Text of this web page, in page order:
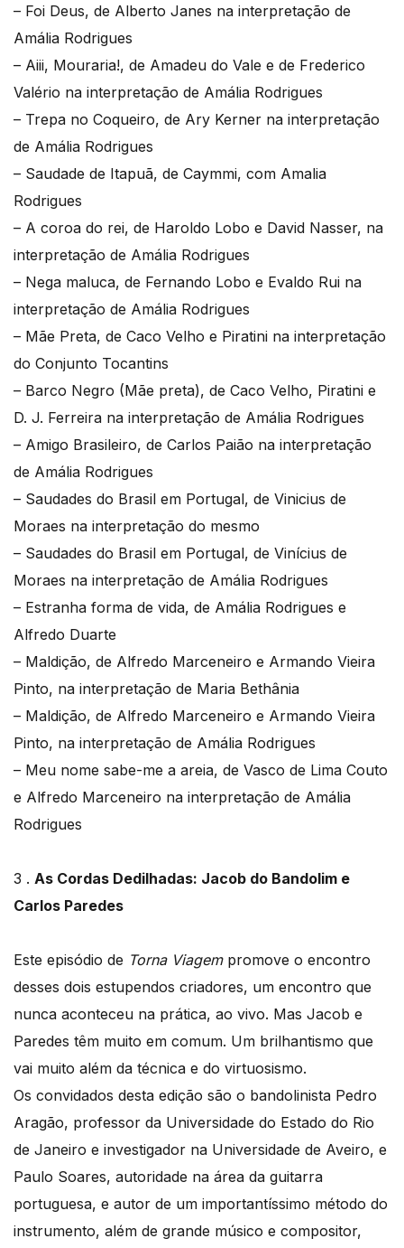
– Foi Deus, de Alberto Janes na interpretação de
Amália Rodrigues
– Aiii, Mouraria!, de Amadeu do Vale e de Frederico
Valério na interpretação de Amália Rodrigues
– Trepa no Coqueiro, de Ary Kerner na interpretação
de Amália Rodrigues
– Saudade de Itapuã, de Caymmi, com Amalia
Rodrigues
– A coroa do rei, de Haroldo Lobo e David Nasser, na
interpretação de Amália Rodrigues
– Nega maluca, de Fernando Lobo e Evaldo Rui na
interpretação de Amália Rodrigues
– Mãe Preta, de Caco Velho e Piratini na interpretação
do Conjunto Tocantins
– Barco Negro (Mãe preta), de Caco Velho, Piratini e
D. J. Ferreira na interpretação de Amália Rodrigues
– Amigo Brasileiro, de Carlos Paião na interpretação
de Amália Rodrigues
– Saudades do Brasil em Portugal, de Vinicius de
Moraes na interpretação do mesmo
– Saudades do Brasil em Portugal, de Vinícius de
Moraes na interpretação de Amália Rodrigues
– Estranha forma de vida, de Amália Rodrigues e
Alfredo Duarte
– Maldição, de Alfredo Marceneiro e Armando Vieira
Pinto, na interpretação de Maria Bethânia
– Maldição, de Alfredo Marceneiro e Armando Vieira
Pinto, na interpretação de Amália Rodrigues
– Meu nome sabe-me a areia, de Vasco de Lima Couto
e Alfredo Marceneiro na interpretação de Amália
Rodrigues
3 . As Cordas Dedilhadas: Jacob do Bandolim e
Carlos Paredes
Este episódio de Torna Viagempromove o encontro
desses dois estupendos criadores, um encontro que
nunca aconteceu na prática, ao vivo. Mas Jacob e
Paredes têm muito em comum. Um brilhantismo que
vai muito além da técnica e do virtuosismo.
Os convidados desta edição são o bandolinista Pedro
Aragão, professor da Universidade do Estado do Rio
de Janeiro e investigador na Universidade de Aveiro, e
Paulo Soares, autoridade na área da guitarra
portuguesa, e autor de um importantíssimo método do
instrumento, além de grande músico e compositor,